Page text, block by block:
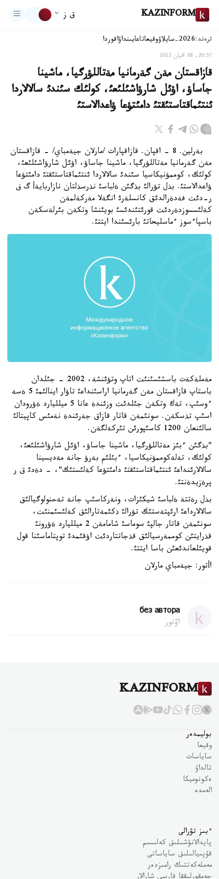
KAZINFORM ق ز
ترەند:2026-سايلاۋ وقيعاتاعايىنداۋاقوردا
20:57, 08 اقپان 2012
قازاقستان مةن گةرمانيا مةتاللؤرگيا، ماشينا
جاساؤ، اؤئل شارؤاشئلئعئ، كولئك سئندئ سالالاردا
ئنتئماقتاستئقتئ دامئتؤعا ؤاعدالاستئ
بةرلين. 8 - اقپان. قازاقپارات /مارلان جيةمباي/ - قازاقستان
مةن گةرمانيا مةتاللؤرگيا، ماشينا جاساؤ، اؤئل شارؤاشئلئعئ،
كولئك، كوممؤنيكاسيا سئندئ سالالاردا ئنتئماقتاستئقتئ دامئتؤعا
ؤاعدالاستئ. بذل تؤرالئ بذگئن ةلباسئ نذرسذلتان نازاربايةأ گ ف
ر-دئث فةدةرالدئق كانسلةرئ انگةلا مةركةلمةن
كةلئسسوزدةردئث قورئتئندئسئ بويئنشا وتكةن بئرلةسكةن
باسپاءسوز ءماسليحاتئ بارئسئندا ايتتئ.
مةملةكةت باسشئسئنئث اتاپ وتؤئنشة، 2002 - جئلدان
باستاپ قازاقستان مةن گةرمانيا اراسئنداعئ تاؤار اينالئمئ 5 ةسة
ءوسئپ، تةك وتكةن جئلدئث وزئندة عانا 5 ميلليارد ةؤرودان
اسئپ تذسكةن. سونئمةن قاتار قازاق جةرئندة نةمئس كاپيتالئ
سالئنعان 1200 كاسئپورئن تئركةلگةن.
"بذگئن ءبئز مةتاللؤرگيا، ماشينا جاساؤ، اؤئل شارؤاشئلئعئ،
كولئك، تةلةكوممؤنيكاسيا، ءبئلئم بةرؤ جانة مةديسينا
سالالارئنداعئ ئنتئماقتاستئقتئ دامئتؤعا كةلئستئك"، - دةدئ ق ر
پرةزيدةنتئ.
بذل رةتتة ةلباسئ شيكئزات، ونةركاسئپ جانة تةحنولوگيالئق
سالالارداعئ ارئپتةستئك تؤرالئ ذكئمةتارالئق كةلئسئمنئث،
سونئمةن قاتار جالپئ سوماسئ شامامةن 2 ميلليارد ةؤرونئ
قذرايتئن كوممةرسيالئق قذجاتتاردئث اؤقئمدئ توپتاماسئنا قول
قويئلعاندئعئن باسا ايتتئ.
اأتور: جيةمباي مارلان
без автора
اۆتور
KAZINFORM
بوليمدەر
وقيعا
ساياسات
تالداۋ
ەكونوميكا
الەمدە
ءبىز تۋرالى
پايدالانۋشىلىق كەلىسىم
قۇپىيالىلىق ساياساتى
مەملەكەتتىك رامىزدەر